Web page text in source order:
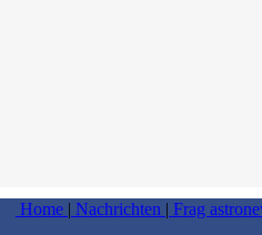
Home | Nachrichten | Frag